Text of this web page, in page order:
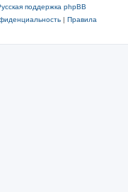
поддержка phpBB
| Правила